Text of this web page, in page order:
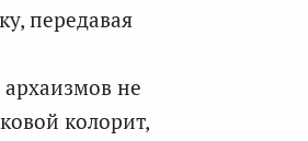
передавая
не
колорит,